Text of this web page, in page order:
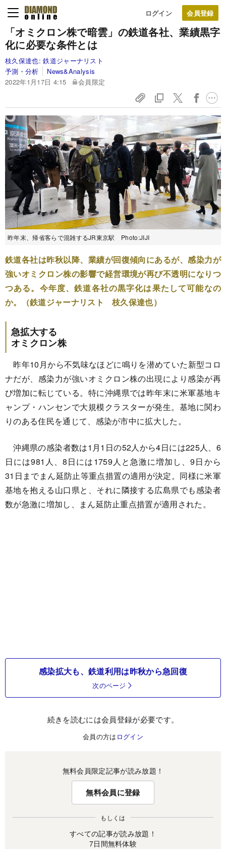
ログイン
「オミクロン株で暗雲」の鉄道各社、業績黒字
化に必要な条件とは
枝久保達也:鉄道ジャーナリスト
予測・分析
News&Analysis
2022年1月17日 4:15
会員限定
昨年末、帰省客らで混雑するJR東京駅 Photo:JIJI
鉄道各社は昨秋以降、業績が回復傾向にあるが、感染力が
強いオミクロン株の影響で経営環境が再び不透明になりつ
つある。今年度、鉄道各社の黒字化は果たして可能なの
か。（鉄道ジャーナリスト 枝久保達也）
急拡大する
オミクロン株
昨年10月から不気味なほどに鳴りを潜めていた新型コロ
ナだが、感染力が強いオミクロン株の出現により感染が再
び増加に転じている。特に沖縄県では昨年末に米軍基地キ
ャンプ・ハンセンで大規模クラスターが発生。基地に関わ
りのある住民を通じて、感染が市中に拡大した。
沖縄県の感染者数は1月1日の52人から4日には225人、6
日には981人、8日には1759人と急激に増加し、9日から
31日までまん延防止等重点措置の適用が決定。同様に米軍
基地を抱える山口県と、それに隣接する広島県でも感染者
数が急激に増加し、まん延防止重点措置が適用された。
感染拡大も、鉄道利用は昨秋から急回復
次のページ
続きを読むには会員登録が必要です。
会員の方は ログイン
無料会員限定記事が読み放題！
無料会員に登録
もしくは
すべての記事が読み放題！
7日間無料体験